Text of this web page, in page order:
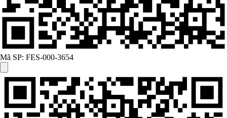
Mã SP: FES-000-3654